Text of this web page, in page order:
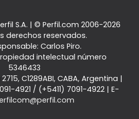
S.A. | © Perfil.com 2006-2026
derechos reservados.
Carlos Piro.
intelectual número
5346433
, C1289ABI, CABA, Argentina |
4921 / (+5411) 7091-4922| E-